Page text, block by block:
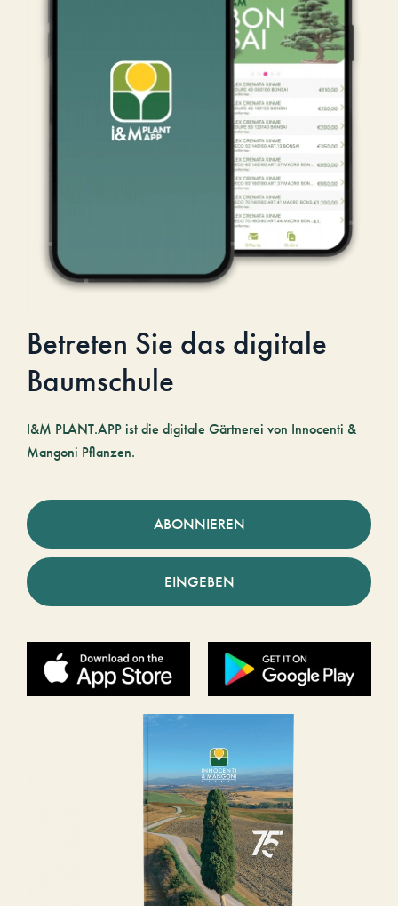
Betreten Sie das digitale
Baumschule
I&M PLANT.APP ist die digitale Gärtnerei von Innocenti &
Mangoni Pflanzen.
ABONNIEREN
EINGEBEN